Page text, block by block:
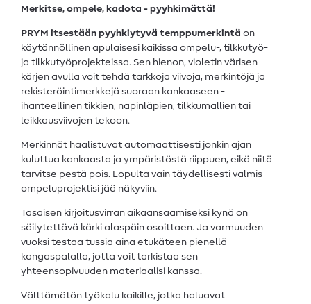
Merkitse, ompele, kadota - pyyhkimättä!
PRYM itsestään pyyhkiytyvä temppumerkintä on
käytännöllinen apulaisesi kaikissa ompelu-, tilkkutyö-
ja tilkkutyöprojekteissa. Sen hienon, violetin värisen
kärjen avulla voit tehdä tarkkoja viivoja, merkintöjä ja
rekisteröintimerkkejä suoraan kankaaseen -
ihanteellinen tikkien, napinläpien, tilkkumallien tai
leikkausviivojen tekoon.
Merkinnät haalistuvat automaattisesti jonkin ajan
kuluttua kankaasta ja ympäristöstä riippuen, eikä niitä
tarvitse pestä pois. Lopulta vain täydellisesti valmis
ompeluprojektisi jää näkyviin.
Tasaisen kirjoitusvirran aikaansaamiseksi kynä on
säilytettävä kärki alaspäin osoittaen. Ja varmuuden
vuoksi testaa tussia aina etukäteen pienellä
kangaspalalla, jotta voit tarkistaa sen
yhteensopivuuden materiaalisi kanssa.
Välttämätön työkalu kaikille, jotka haluavat